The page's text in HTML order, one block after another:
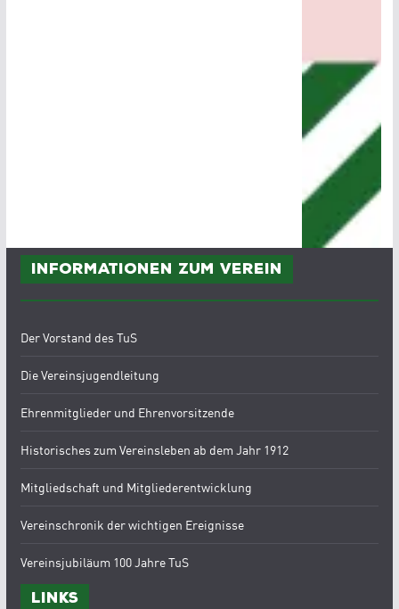
Informationen zum Verein
Der Vorstand des TuS
Die Vereinsjugendleitung
Ehrenmitglieder und Ehrenvorsitzende
Historisches zum Vereinsleben ab dem Jahr 1912
Mitgliedschaft und Mitgliederentwicklung
Vereinschronik der wichtigen Ereignisse
Vereinsjubiläum 100 Jahre TuS
Links